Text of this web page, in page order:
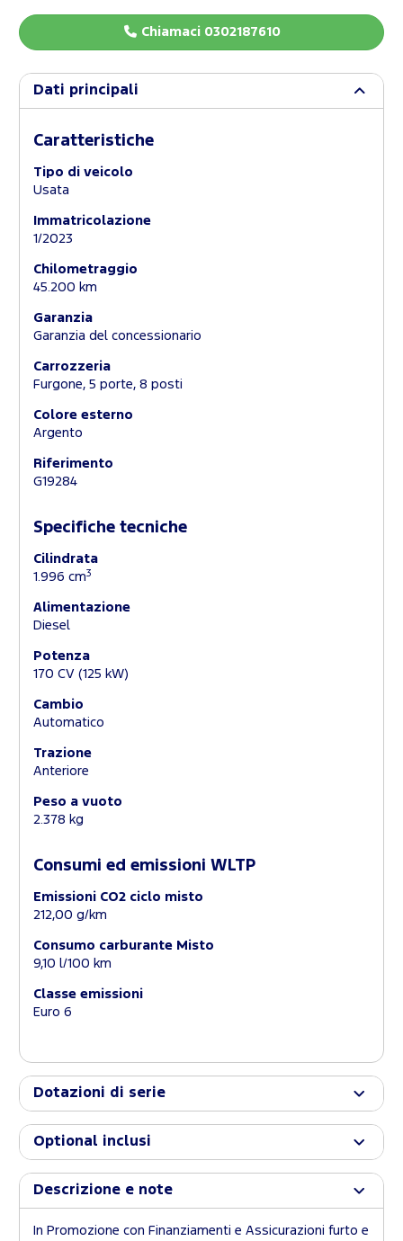
Chiamaci 0302187610
Dati principali
Caratteristiche
Tipo di veicolo
Usata
Immatricolazione
1/2023
Chilometraggio
45.200 km
Garanzia
Garanzia del concessionario
Carrozzeria
Furgone, 5 porte, 8 posti
Colore esterno
Argento
Riferimento
G19284
Specifiche tecniche
Cilindrata
1.996 cm3
Alimentazione
Diesel
Potenza
170 CV (125 kW)
Cambio
Automatico
Trazione
Anteriore
Peso a vuoto
2.378 kg
Consumi ed emissioni WLTP
Emissioni CO2 ciclo misto
212,00 g/km
Consumo carburante Misto
9,10 l/100 km
Classe emissioni
Euro 6
Dotazioni di serie
Optional inclusi
Descrizione e note
In Promozione con Finanziamenti e Assicurazioni furto e